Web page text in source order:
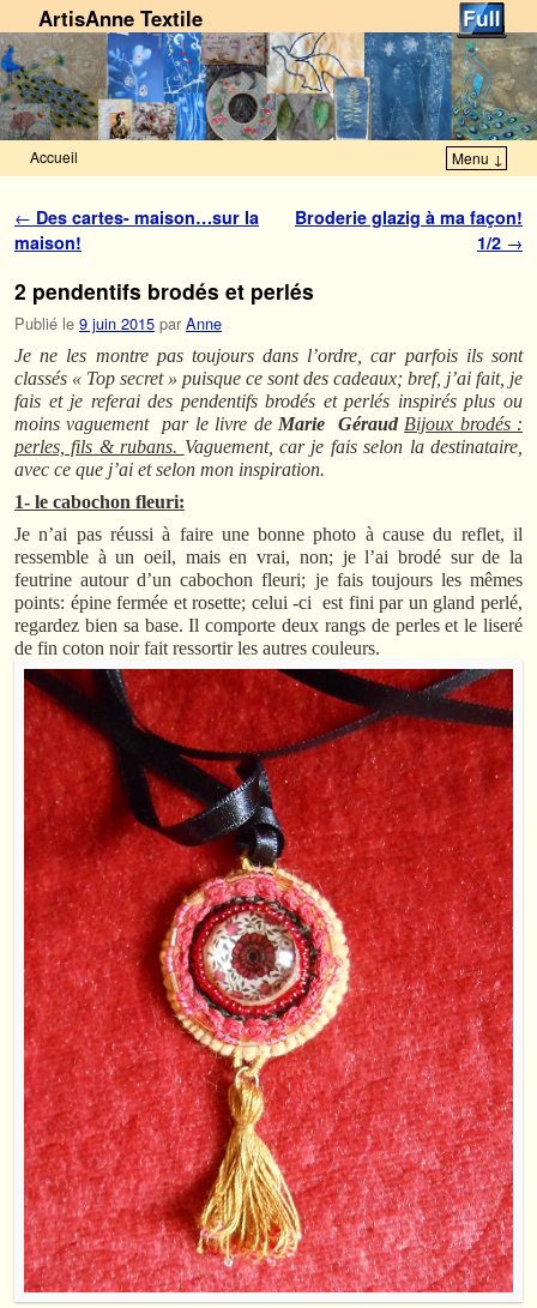
ArtisAnne Textile
Accueil Menu ↓
Navigation des articles
← Des cartes- maison…sur la
maison!
Broderie glazig à ma façon!
1/2 →
2 pendentifs brodés et perlés
Publié le 9 juin 2015 par Anne
Je ne les montre pas toujours dans l’ordre, car parfois ils sont
classés « Top secret » puisque ce sont des cadeaux; bref, j’ai fait, je
fais et je referai des pendentifs brodés et perlés inspirés plus ou
moins vaguement par le livre de Marie Géraud Bijoux brodés :
perles, fils & rubans. Vaguement, car je fais selon la destinataire,
avec ce que j’ai et selon mon inspiration.
1- le cabochon fleuri:
Je n’ai pas réussi à faire une bonne photo à cause du reflet, il
ressemble à un oeil, mais en vrai, non; je l’ai brodé sur de la
feutrine autour d’un cabochon fleuri; je fais toujours les mêmes
points: épine fermée et rosette; celui -ci est fini par un gland perlé,
regardez bien sa base. Il comporte deux rangs de perles et le liseré
de fin coton noir fait ressortir les autres couleurs.